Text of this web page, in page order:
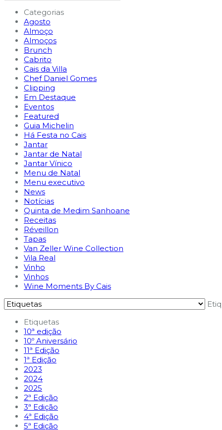
Categorias
Agosto
Almoço
Almoços
Brunch
Cabrito
Cais da Villa
Chef Daniel Gomes
Clipping
Em Destaque
Eventos
Featured
Guia Michelin
Há Festa no Cais
Jantar
Jantar de Natal
Jantar Vínico
Menu de Natal
Menu executivo
News
Notícias
Quinta de Medim Sanhoane
Receitas
Réveillon
Tapas
Van Zeller Wine Collection
Vila Real
Vinho
Vinhos
Wine Moments By Cais
Etiquetas
10ª edição
10º Aniversário
11ª Edição
1ª Edição
2023
2024
2025
2ª Edição
3ª Edição
4ª Edição
5ª Edição